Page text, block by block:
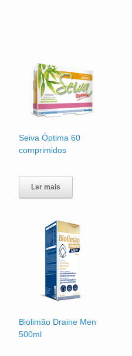
Seiva Óptima 60
comprimidos
Ler mais
Biolimão Draine Men
500ml